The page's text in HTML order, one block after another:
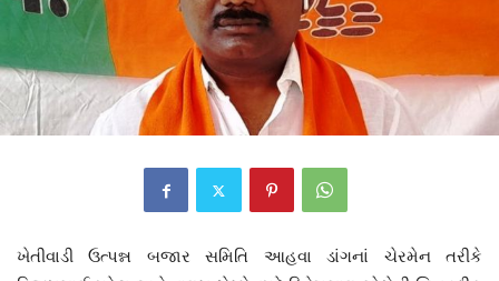
ખેતીવાડી ઉત્પન્ન બજાર સમિતિ આહવા ડાંગનાં ચેરમેન તરીકે